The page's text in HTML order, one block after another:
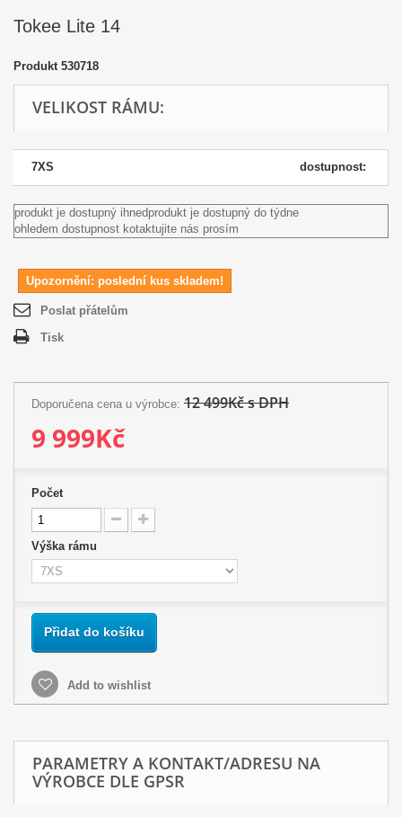
Tokee Lite 14
Produkt 530718
VELIKOST RÁMU:
7XS dostupnost:
produkt je dostupný ihnedprodukt je dostupný do týdne
ohledem dostupnost kotaktujite nás prosím
Upozornění: poslední kus skladem!
Poslat přátelům
Tisk
Doporučena cena u výrobce: 12 499Kč s DPH
9 999Kč
Počet
Výška rámu
Přidat do košíku
Add to wishlist
PARAMETRY A KONTAKT/ADRESU NA
VÝROBCE DLE GPSR